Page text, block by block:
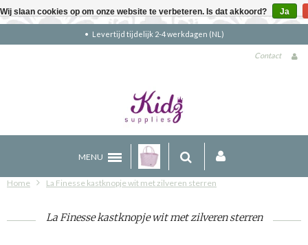
Gratis verzending boven €90 (NL)
Contact
MENU
Home La Finesse kastknopje wit met zilveren sterren
La Finesse kastknopje wit met zilveren sterren
Wij slaan cookies op om onze website te verbeteren. Is dat akkoord? Ja